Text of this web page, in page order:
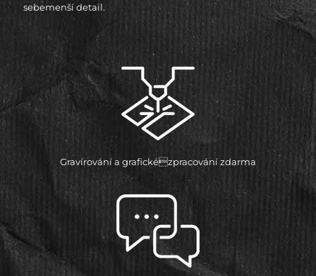
sebemenší detail.
Gravírování a grafickézpracování zdarma